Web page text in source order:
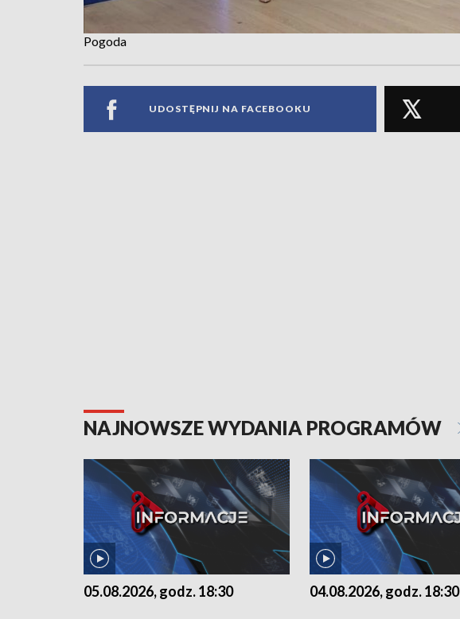
Pogoda
UDOSTĘPNIJ NA FACEBOOKU
NAJNOWSZE WYDANIA PROGRAMÓW
05.08.2026, godz. 18:30 04.08.2026, godz. 18:30